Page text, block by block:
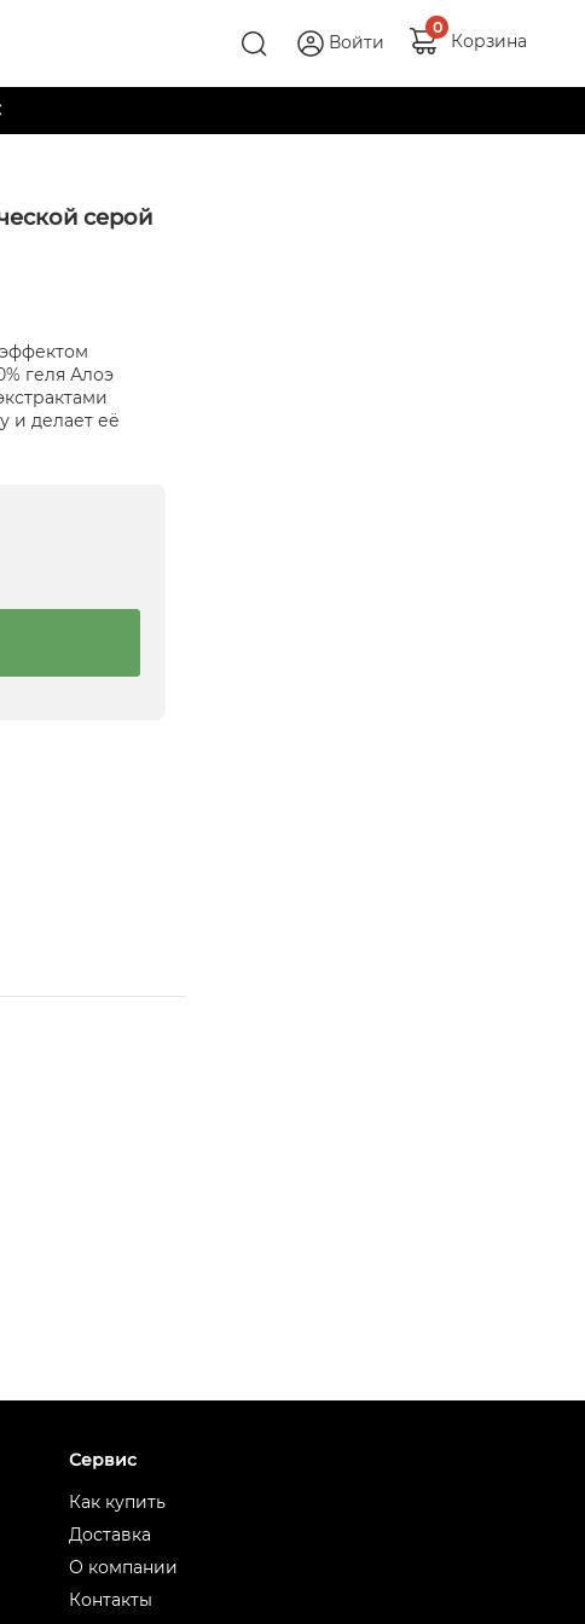
Войти
0
Корзина
серой
геля Алоэ
и делает её
Сервис
Как купить
Доставка
О компании
Контакты